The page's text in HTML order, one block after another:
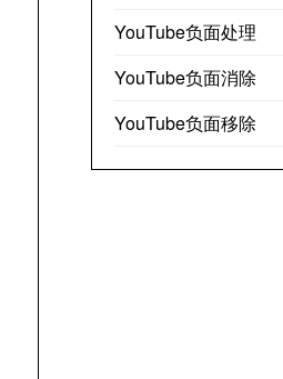
YouTube负面处理
YouTube负面消除
YouTube负面移除